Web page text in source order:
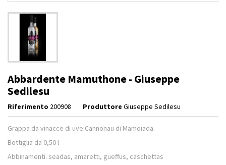
Abbardente Mamuthone - Giuseppe
Sedilesu
Riferimento 200908 Produttore Giuseppe Sedilesu
Grappa da vinacce di uve Cannonau di Mamoiada.
Bottiglia da 0,50 l
Abbinamenti: seadas, amaretti, gueffus, caschettas